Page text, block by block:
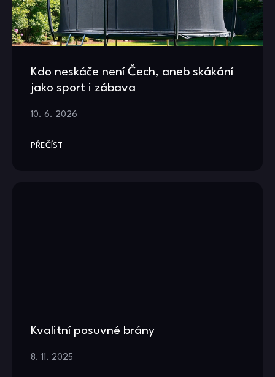
Kdo neskáče není Čech, aneb skákání
jako sport i zábava
10. 6. 2026
PŘEČÍST
Kvalitní posuvné brány
8. 11. 2025